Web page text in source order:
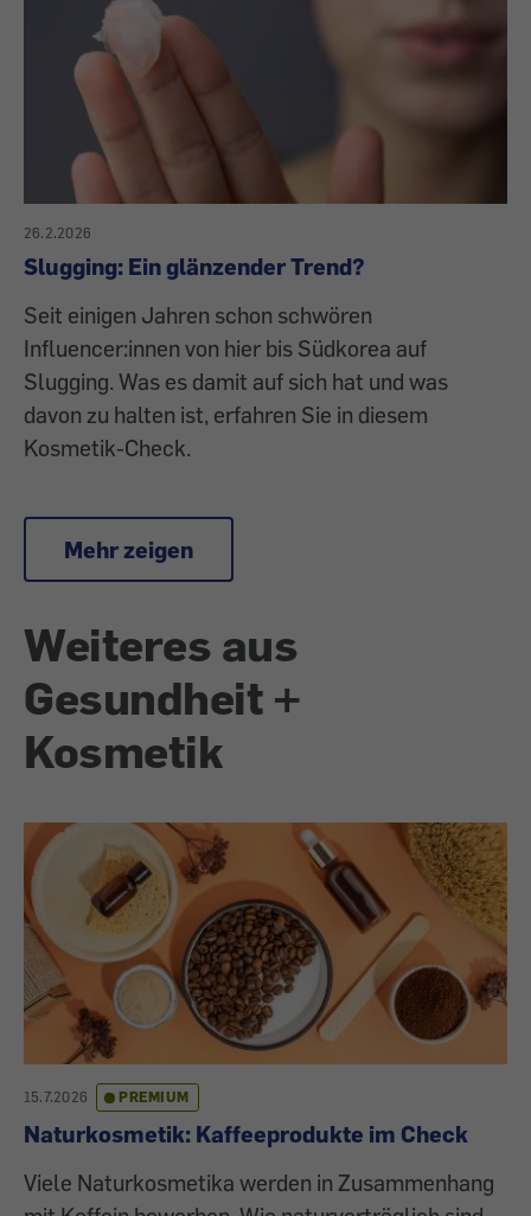
26.2.2026
Slugging: Ein glänzender Trend?
Seit einigen Jahren schon schwören
Influencer:innen von hier bis Südkorea auf
Slugging. Was es damit auf sich hat und was
davon zu halten ist, erfahren Sie in diesem
Kosmetik-Check.
Mehr zeigen
Weiteres aus
Gesundheit +
Kosmetik
15.7.2026 PREMIUM
Naturkosmetik: Kaffeeprodukte im Check
Viele Naturkosmetika werden in Zusammenhang